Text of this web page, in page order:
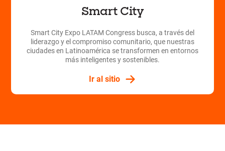
Smart City
Smart City Expo LATAM Congress busca, a través del
liderazgo y el compromiso comunitario, que nuestras
ciudades en Latinoamérica se transformen en entornos
más inteligentes y sostenibles.
Ir al sitio